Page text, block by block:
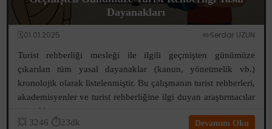
Dayanakları
🗓️01.01.2025 ✏️Serdar UZUN
Turist rehberliği mesleği ile ilgili geçmişten günümüze
çıkarılan tüm yasal dayanaklar (kanun, yönetmelik vb.)
kronolojik olarak listelenmiştir. Bu çalışmanın turist rehberleri,
akademisyenler ve turist rehberliğine ilgi duyan araştırmacılar
için old...
💥 3246 ⏱️23dk Devamını Oku